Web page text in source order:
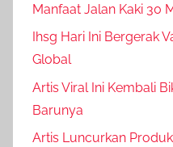
Manfaat Jalan Kaki 30
Ihsg Hari Ini Bergerak
Global
Artis Viral Ini Kembali
Barunya
Artis Luncurkan